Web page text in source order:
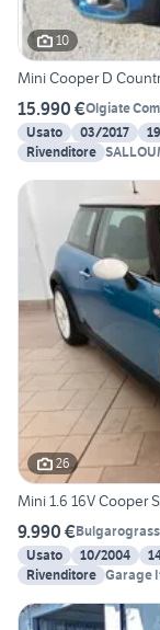
10
Mini Cooper D
15.990 €Olgiate
Usato
03/2017
Rivenditore
26
Mini 1.6 16V Cooper
9.990 €
Usato
10/2004
Rivenditore Garage